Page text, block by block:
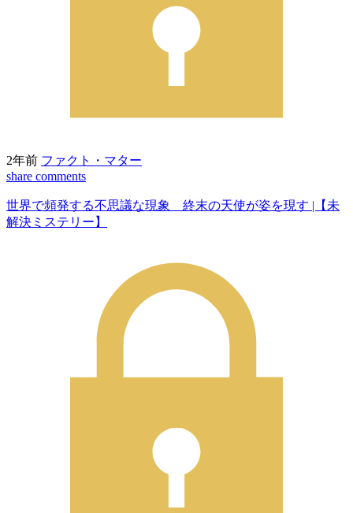
2年前 ファクト・マター
share comments
世界で頻発する不思議な現象 終末の天使が姿を現す |【未
解決ミステリー】